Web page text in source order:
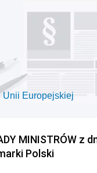
Unii Europejskiej
MINISTRÓW z
Polski